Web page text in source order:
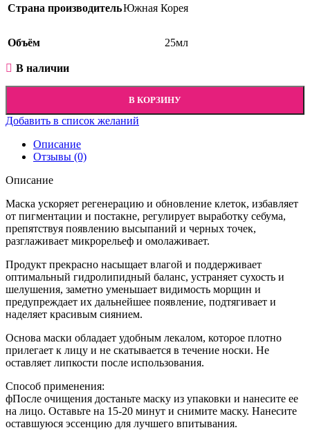
Страна производительЮжная Корея
Объём 25мл
В наличии
В КОРЗИНУ
Добавить в список желаний
Описание
Отзывы (0)
Описание
Маска ускоряет регенерацию и обновление клеток, избавляет
от пигментации и постакне, регулирует выработку себума,
препятствуя появлению высыпаний и черных точек,
разглаживает микрорельеф и омолаживает.
Продукт прекрасно насыщает влагой и поддерживает
оптимальный гидролипидный баланс, устраняет сухость и
шелушения, заметно уменьшает видимость морщин и
предупреждает их дальнейшее появление, подтягивает и
наделяет красивым сиянием.
Основа маски обладает удобным лекалом, которое плотно
прилегает к лицу и не скатывается в течение носки. Не
оставляет липкости после использования.
Способ применения:
фПосле очищения достаньте маску из упаковки и нанесите ее
на лицо. Оставьте на 15-20 минут и снимите маску. Нанесите
оставшуюся эссенцию для лучшего впитывания.